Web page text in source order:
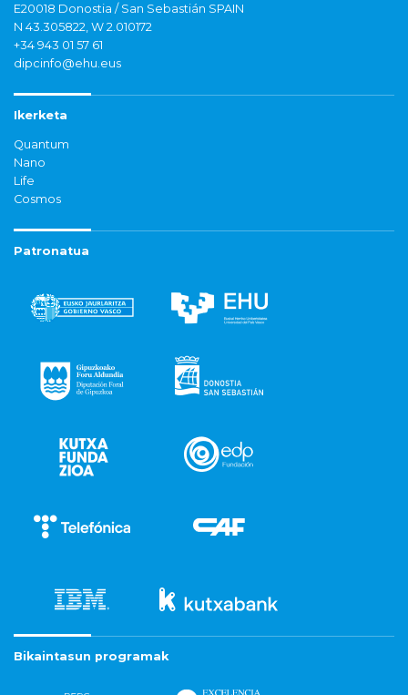
E20018 Donostia / San Sebastián SPAIN
N 43.305822, W 2.010172
+34 943 01 57 61
dipcinfo@ehu.eus
Ikerketa
Quantum
Nano
Life
Cosmos
Patronatua
Bikaintasun programak